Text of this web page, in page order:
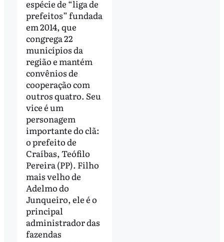
espécie de “liga de
prefeitos” fundada
em 2014, que
congrega 22
municípios da
região e mantém
convênios de
cooperação com
outros quatro. Seu
vice é um
personagem
importante do clã:
o prefeito de
Craíbas, Teófilo
Pereira (PP). Filho
mais velho de
Adelmo do
Junqueiro, ele é o
principal
administrador das
fazendas